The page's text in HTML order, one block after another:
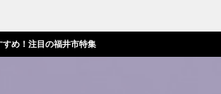
め！注目の福井市特集